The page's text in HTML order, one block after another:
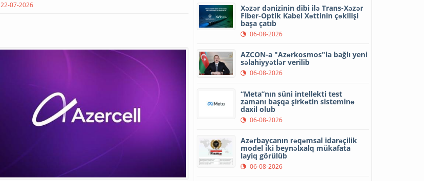
22-07-2026 Xəzər dənizinin dibi ilə Trans-Xəzər
Fiber-Optik Kabel Xəttinin çəkilişi
başa çatıb
06-08-2026
AZCON-a "Azərkosmos"la bağlı yeni
səlahiyyətlər verilib
06-08-2026
“Meta”nın süni intellekti test
zamanı başqa şirkətin sisteminə
daxil olub
06-08-2026
Azərbaycanın rəqəmsal idarəçilik
model iki beynəlxalq mükafata
layiq görülüb
06-08-2026